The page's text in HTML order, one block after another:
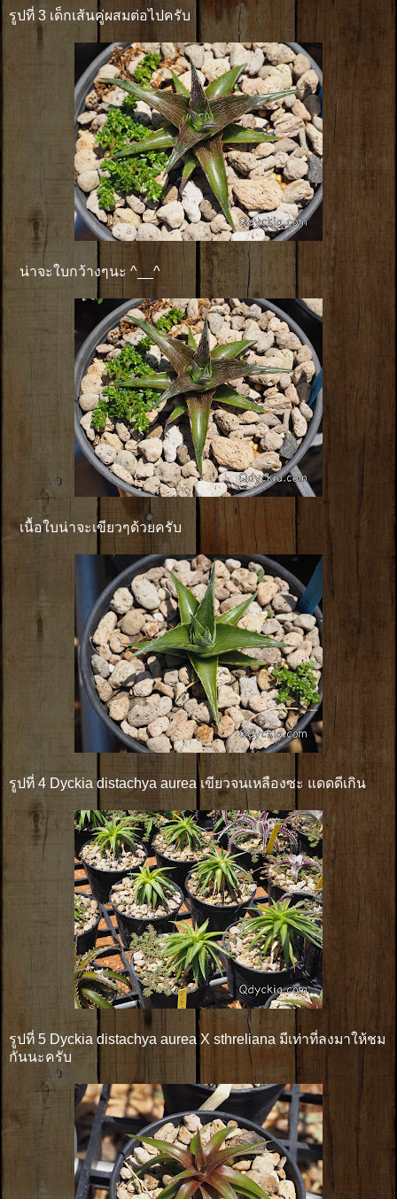
รูปที่ 3 เด็กเส้นคู่ผสมต่อไปครับ
น่าจะใบกว้างๆนะ ^__^
เนื้อใบน่าจะเขียวๆด้วยครับ
รูปที่ 4 Dyckia distachya aurea เขียวจนเหลืองซะ แดดดีเกิน
รูปที่ 5 Dyckia distachya aurea X sthreliana มีเท่าที่ลงมาให้ชม
กันนะครับ